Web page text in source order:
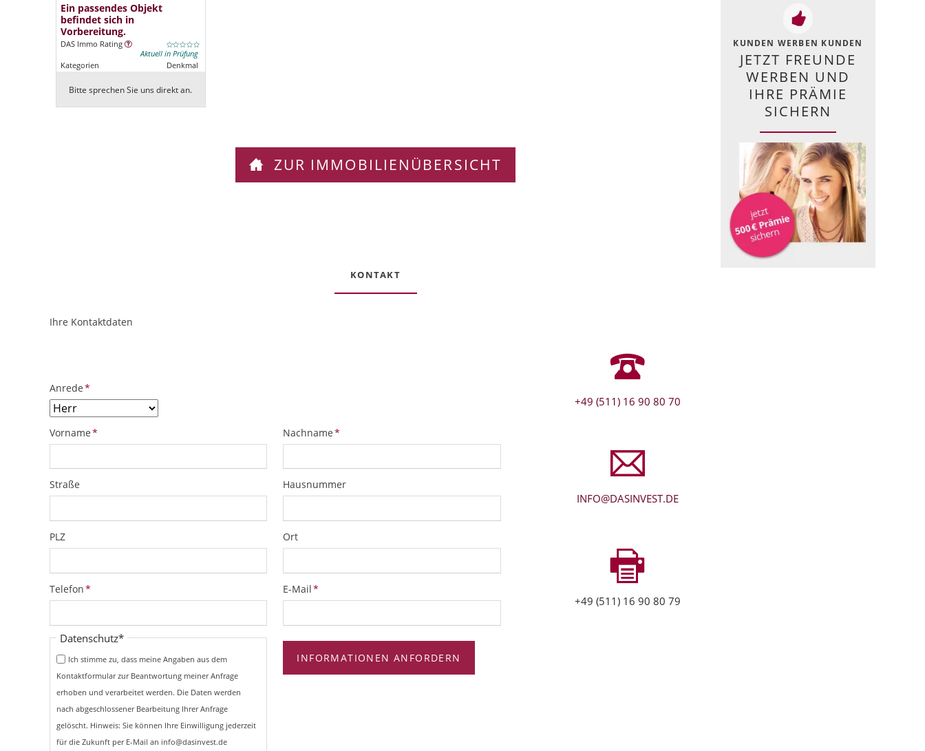
Ein passendes Objekt
befindet sich in
Vorbereitung.
DAS Immo Rating
Aktuell in Prüfung
Kategorien
Denkmal
Bitte sprechen Sie uns direkt an.
ZUR IMMOBILIENÜBERSICHT
KONTAKT
ObjektPlatzhalter
URL
Ihre Kontaktdaten
Pflichtfeld
Anrede*
Pflichtfeld
Vorname* Pflichtfeld
Nachname*
Straße Hausnummer
PLZ Ort
Pflichtfeld
Telefon* Pflichtfeld
E-Mail*
Pflichtfeld
Datenschutz*
Ich stimme zu, dass meine Angaben aus dem
Kontaktformular zur Beantwortung meiner Anfrage
erhoben und verarbeitet werden. Die Daten werden
nach abgeschlossener Bearbeitung Ihrer Anfrage
gelöscht. Hinweis: Sie können Ihre Einwilligung jederzeit
für die Zukunft per E-Mail an info@dasinvest.de
INFORMATIONEN ANFORDERN
+49 (511) 16 90 80 70
INFO@DASINVEST.DE
+49 (511) 16 90 80 79
KUNDEN WERBEN KUNDEN
JETZT FREUNDE
WERBEN UND
IHRE PRÄMIE
SICHERN